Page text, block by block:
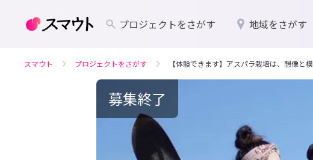
プロジェクトをさがす 地域をさがす
スマウト プロジェクトをさがす 【体験できます】アスパラ栽培は、想像と
募集終了